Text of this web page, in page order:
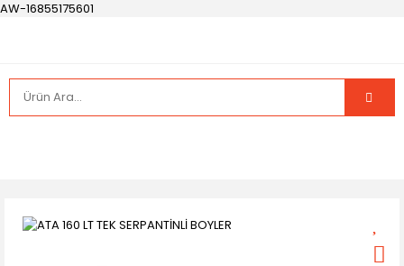
AW-16855175601